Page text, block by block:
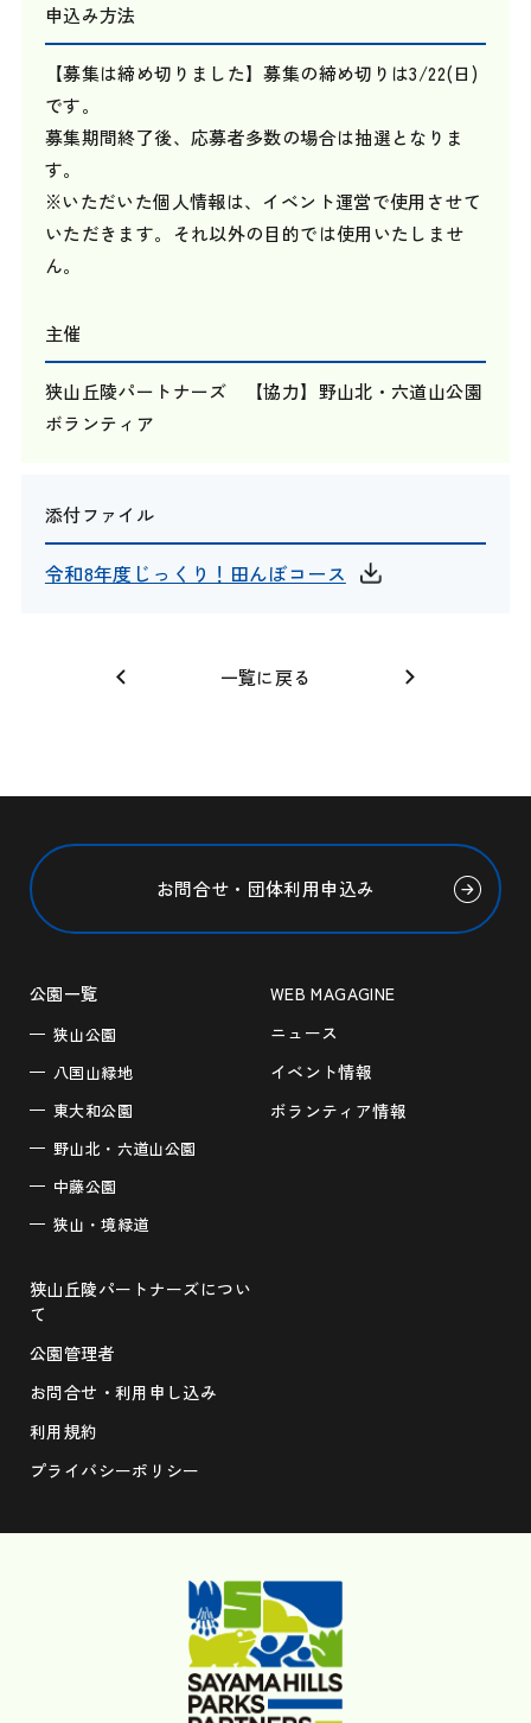
申込み方法
【募集は締め切りました】募集の締め切りは3/22(日)
です。
募集期間終了後、応募者多数の場合は抽選となりま
す。
※いただいた個人情報は、イベント運営で使用させて
いただきます。それ以外の目的では使用いたしませ
ん。
主催
狭山丘陵パートナーズ 【協力】野山北・六道山公園
ボランティア
添付ファイル
令和8年度じっくり！田んぼコース
一覧に戻る
お問合せ・団体利用申込み
公園一覧
狭山公園
八国山緑地
東大和公園
野山北・六道山公園
中藤公園
狭山・境緑道
WEB MAGAGINE
ニュース
イベント情報
ボランティア情報
狭山丘陵パートナーズについ
て
公園管理者
お問合せ・利用申し込み
利用規約
プライバシーポリシー